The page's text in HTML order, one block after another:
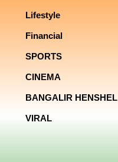
Lifestyle
Financial
SPORTS
CINEMA
BANGALIR HENSHEL
VIRAL